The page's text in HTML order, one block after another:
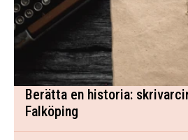
Berätta en historia:
Falköping